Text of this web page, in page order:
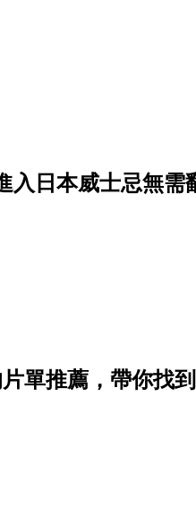
入日本威士忌無需
單推薦，帶你找